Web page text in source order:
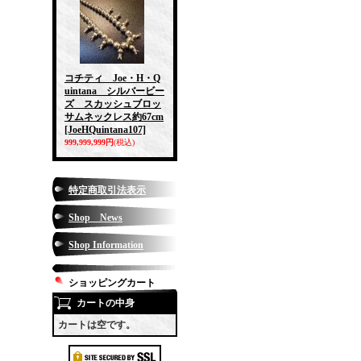
コチティ Joe・H・Q
uintana シルバービー
ズ スカッシュブロッ
サムネックレス約67cm
[JoeHQuintana107]
999,999,999円(税込)
特定商取引法表示
Shop News
Shop Information
ショッピングカート
カートの中身
カートは空です。